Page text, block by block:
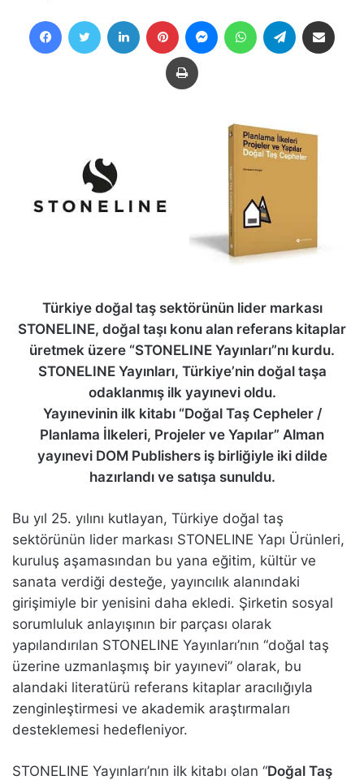
FacebookTwitter LinkedIn Pinterest MessengerWhatsAppTelegram
Yazdır
Türkiye doğal taş sektörünün lider markası
STONELINE, doğal taşı konu alan referans kitaplar
üretmek üzere “STONELINE Yayınları”nı kurdu.
STONELINE Yayınları, Türkiye’nin doğal taşa
odaklanmış ilk yayınevi oldu.
Yayınevinin ilk kitabı “Doğal Taş Cepheler /
Planlama İlkeleri, Projeler ve Yapılar” Alman
yayınevi DOM Publishers iş birliğiyle iki dilde
hazırlandı ve satışa sunuldu.
Bu yıl 25. yılını kutlayan, Türkiye doğal taş
sektörünün lider markası STONELINE Yapı Ürünleri,
kuruluş aşamasından bu yana eğitim, kültür ve
sanata verdiği desteğe, yayıncılık alanındaki
girişimiyle bir yenisini daha ekledi. Şirketin sosyal
sorumluluk anlayışının bir parçası olarak
yapılandırılan STONELINE Yayınları’nın “doğal taş
üzerine uzmanlaşmış bir yayınevi” olarak, bu
alandaki literatürü referans kitaplar aracılığıyla
zenginleştirmesi ve akademik araştırmaları
desteklemesi hedefleniyor.
STONELINE Yayınları’nın ilk kitabı olan “Doğal Taş